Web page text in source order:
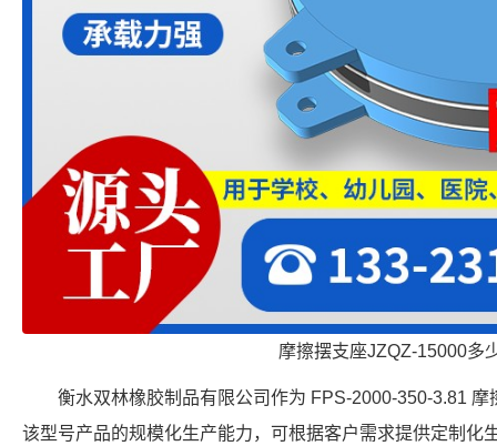
摩擦摆支座JZQZ-15000多
衡水双林橡胶制品有限公司作为 FPS-2000-350-3.81
该型号产品的规模化生产能力，可根据客户需求提供定制化